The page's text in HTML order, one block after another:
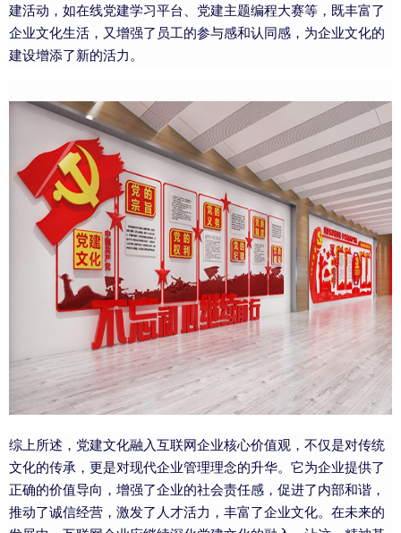
建活动，如在线党建学习平台、党建主题编程大赛等，既丰富了
企业文化生活，又增强了员工的参与感和认同感，为企业文化的
建设增添了新的活力。
综上所述，党建文化融入互联网企业核心价值观，不仅是对传统
文化的传承，更是对现代企业管理理念的升华。它为企业提供了
正确的价值导向，增强了企业的社会责任感，促进了内部和谐，
推动了诚信经营，激发了人才活力，丰富了企业文化。在未来的